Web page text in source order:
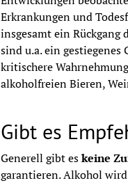
Erkrankungen und
insgesamt ein Rückgang
sind u.a. ein
kritischere
alkoholfreien Bieren,
Gibt es
Generell gibt es keine
garantieren. Alkohol